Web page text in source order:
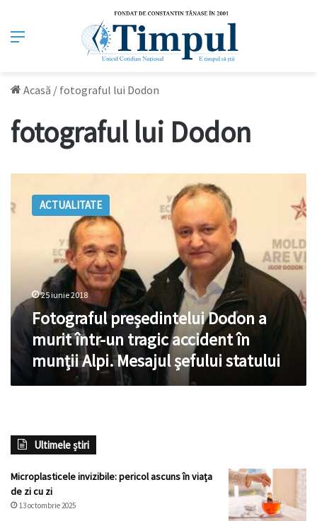
Meniu
Acasă / fotograful lui Dodon
fotograful lui Dodon
președintelui
Dodon
accident
în
munții
Alpi.
Mesajul
statului
ACTUALITATE
25 iunie 2018
Fotograful președintelui Dodon a
murit într-un tragic accident în
munții Alpi. Mesajul șefului statului
Ultimele știri
Microplasticele invizibile: pericol ascuns în viața
de zi cu zi
13 octombrie 2025